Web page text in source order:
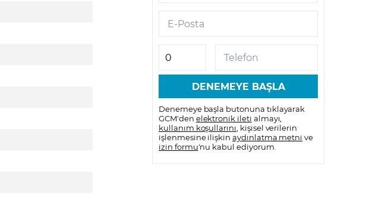
E-Posta
Telefon
Denemeye başla butonuna tıklayarak
GCM'den elektronik ileti almayı,
kullanım koşullarını , kişisel verilerin
işlenmesine ilişkin aydınlatma metni ve
izin formu'nu kabul ediyorum.